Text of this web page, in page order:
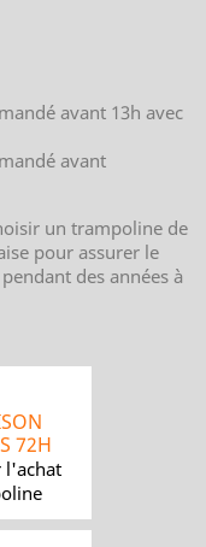
avant 13h avec
avant
un trampoline de
pour assurer le
des années à
72H
l'achat